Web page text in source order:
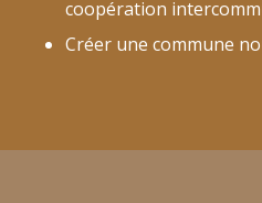
coopération
Créer une commune